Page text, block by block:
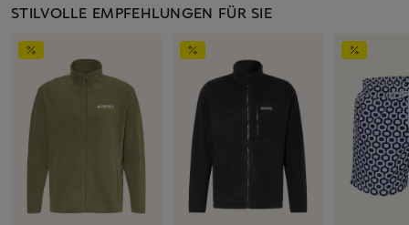
STILVOLLE EMPFEHLUNGEN FÜR SIE